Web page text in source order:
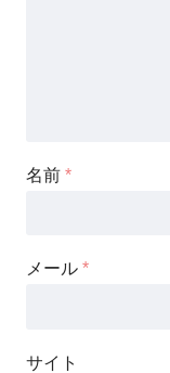
名前 *
メール *
サイト